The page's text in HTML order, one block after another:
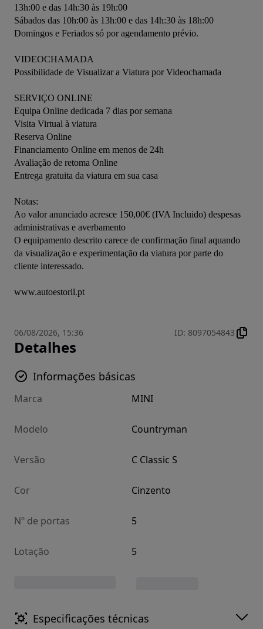
13h:00 e das 14h:30 às 19h:00
Sábados das 10h:00 às 13h:00 e das 14h:30 às 18h:00
Domingos e Feriados só por agendamento prévio.
VIDEOCHAMADA
Possibilidade de Visualizar a Viatura por Videochamada
SERVIÇO ONLINE
Equipa Online dedicada 7 dias por semana
Visita Virtual à viatura
Reserva Online
Financiamento Online em menos de 24h
Avaliação de retoma Online
Entrega gratuita da viatura em sua casa
Notas:
Ao valor anunciado acresce 150,00€ (IVA Incluido) despesas
administrativas e averbamento
O equipamento descrito carece de confirmação final aquando
da visualização e experimentação da viatura por parte do
cliente interessado.
www.autoestoril.pt
06/08/2026, 15:36 ID: 8097054843
Detalhes
Informações básicas
Marca MINI
Modelo Countryman
Versão C Classic S
Cor Cinzento
Nº de portas 5
Lotação 5
Especificações técnicas